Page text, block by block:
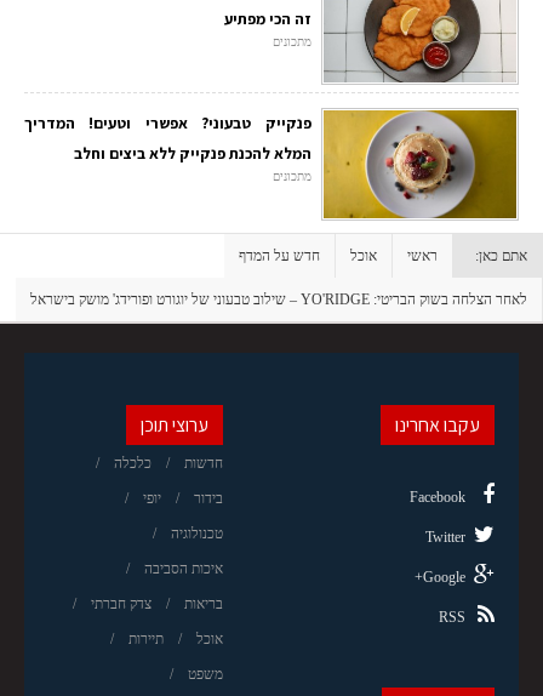
זה הכי מפתיע
מתכונים
פנקייק טבעוני? אפשרי וטעים! המדריך
המלא להכנת פנקייק ללא ביצים וחלב
מתכונים
אתם כאן: ראשי אוכל חדש על המדף
לאחר הצלחה בשוק הבריטי: YO'RIDGE – שילוב טבעוני של יוגורט ופורידג' מושק בישראל
ערוצי תוכן
חדשות כלכלה
בידור יופי
טכנולוגיה
איכות הסביבה
בריאות צדק חברתי
אוכל תיירות
משפט
עקבו אחרינו
Facebook
Twitter
Google+
RSS